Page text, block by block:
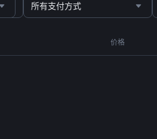
所有支付方式
价格